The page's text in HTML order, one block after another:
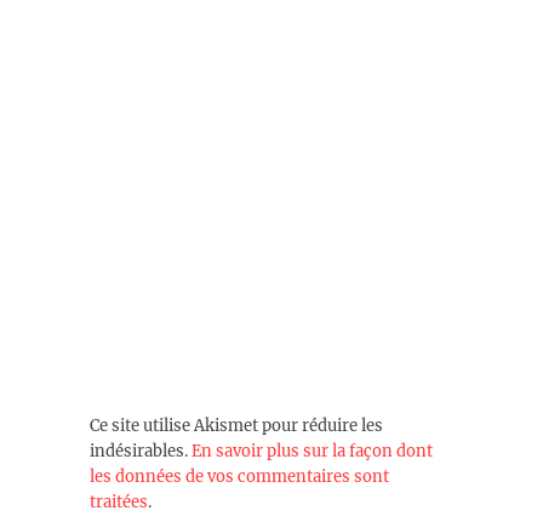
Ce site utilise Akismet pour réduire les
indésirables.En savoir plus sur la façon dont
les données de vos commentaires sont
traitées.